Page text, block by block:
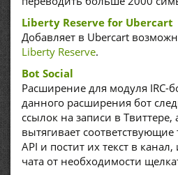
Liberty Reserve for Ubercart
Добавляет в Ubercart
Liberty Reserve.
Bot Social
Расширение для модуля IRC-
данного расширения бот
ссылок на записи в Твиттере,
вытягивает
API и постит их текст в
чата от необходимости